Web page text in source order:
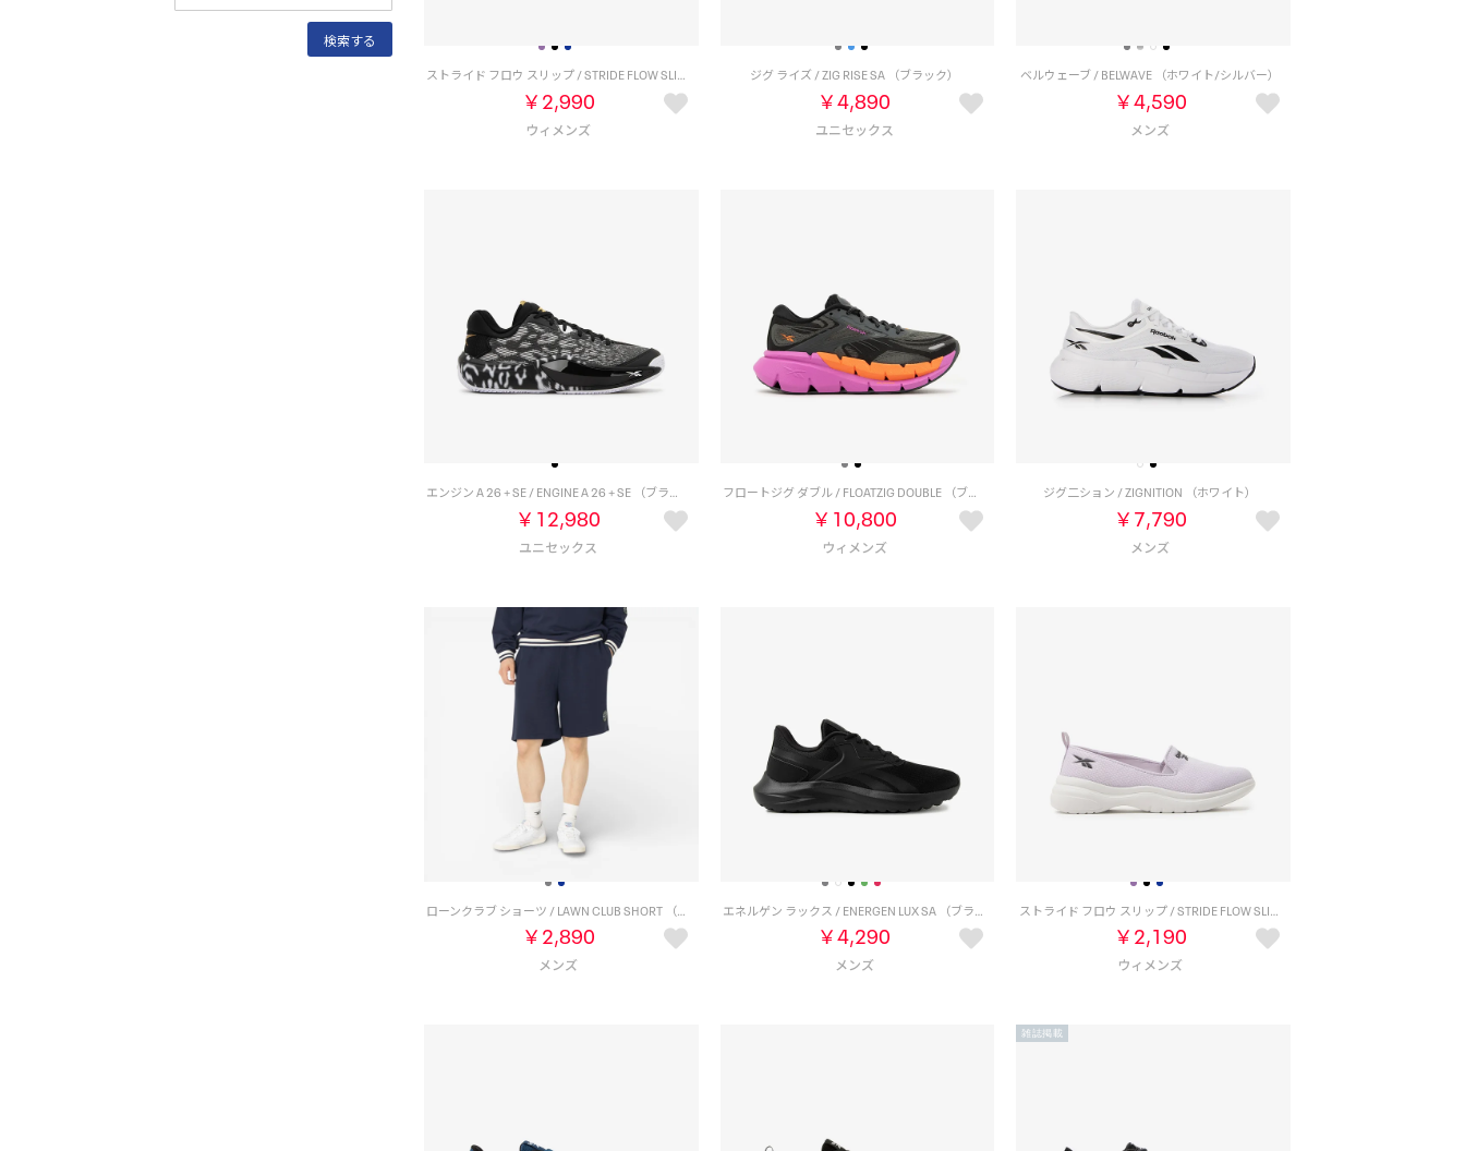
ストライド フロウ スリップ / STRIDE FLOW SLIP （ネイビー）
￥2,990
ジグ ライズ / ZIG RISE SA （ブラック）
￥4,890
ベルウェーブ / BELWAVE （ホワイト/シルバー）
￥4,590
エンジン A 26 + SE / ENGINE A 26 + SE （ブラック）
￥12,980
フロートジグ ダブル / FLOATZIG DOUBLE （ブラック/ピンク）
￥10,800
ジグ二ション / ZIGNITION （ホワイト）
￥7,790
ローンクラブ ショーツ / LAWN CLUB SHORT （ネイビー）
￥2,890
エネルゲン ラックス / ENERGEN LUX SA （ブラック/ブラック）
￥4,290
ストライド フロウ スリップ / STRIDE FLOW SLIP （パープル）
￥2,190
雑誌掲載